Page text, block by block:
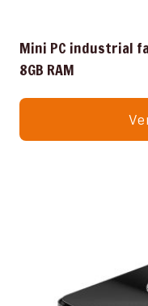
Mini PC industrial
8GB RAM